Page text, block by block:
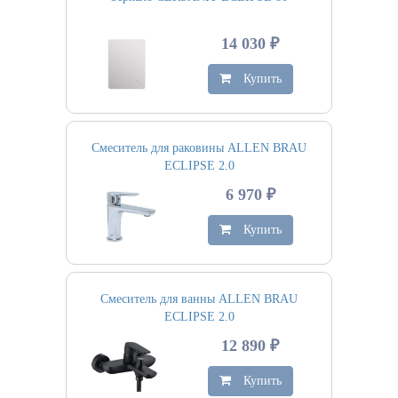
14 030 ₽
Купить
Смеситель для раковины ALLEN BRAU
ECLIPSE 2.0
6 970 ₽
Купить
Смеситель для ванны ALLEN BRAU
ECLIPSE 2.0
12 890 ₽
Купить